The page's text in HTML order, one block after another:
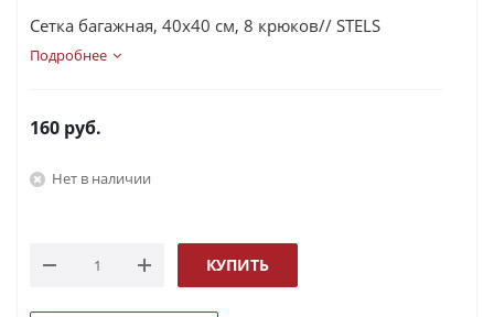
Сетка багажная, 40х40 см, 8 крюков// STELS
Подробнее
160 руб.
Нет в наличии
КУПИТЬ